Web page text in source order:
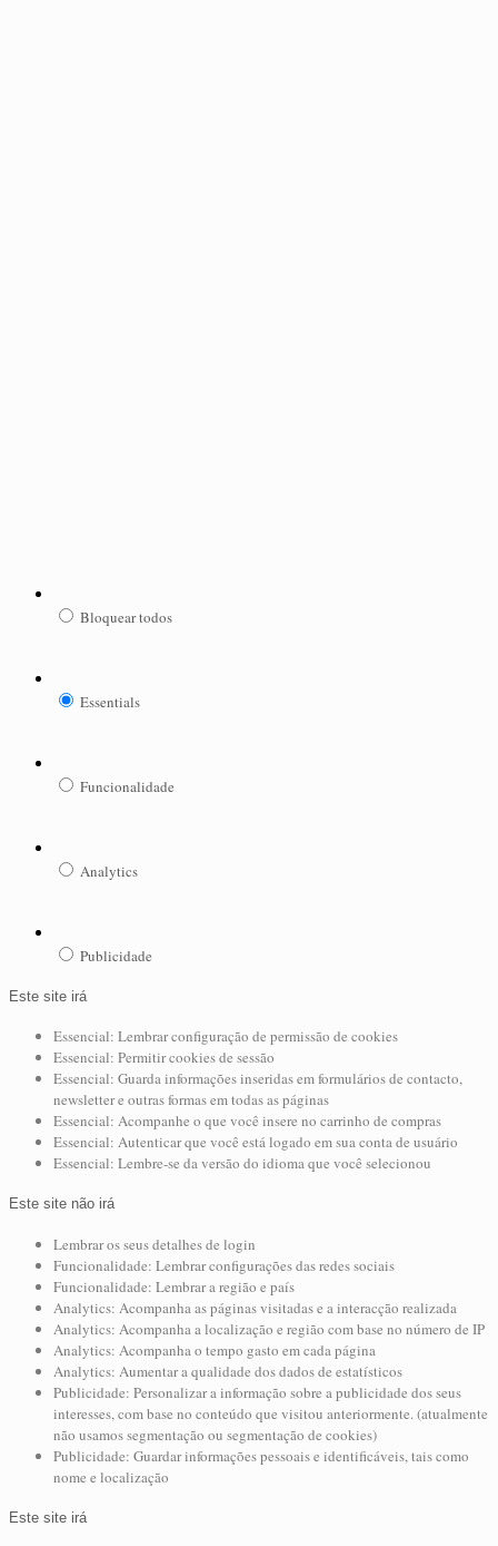
Bloquear todos
Essentials
Funcionalidade
Analytics
Publicidade
Este site irá
Essencial: Lembrar configuração de permissão de cookies
Essencial: Permitir cookies de sessão
Essencial: Guarda informações inseridas em formulários de contacto,
newsletter e outras formas em todas as páginas
Essencial: Acompanhe o que você insere no carrinho de compras
Essencial: Autenticar que você está logado em sua conta de usuário
Essencial: Lembre-se da versão do idioma que você selecionou
Este site não irá
Lembrar os seus detalhes de login
Funcionalidade: Lembrar configurações das redes sociais
Funcionalidade: Lembrar a região e país
Analytics: Acompanha as páginas visitadas e a interacção realizada
Analytics: Acompanha a localização e região com base no número de IP
Analytics: Acompanha o tempo gasto em cada página
Analytics: Aumentar a qualidade dos dados de estatísticos
Publicidade: Personalizar a informação sobre a publicidade dos seus
interesses, com base no conteúdo que visitou anteriormente. (atualmente
não usamos segmentação ou segmentação de cookies)
Publicidade: Guardar informações pessoais e identificáveis, tais como
nome e localização
Este site irá